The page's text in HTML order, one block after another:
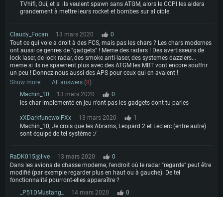
TVhifi, Oui, et si ils veulent spawn sans ATGM, alors le CCPI les aidera
grandement à mettre leurs rocket et bombes sur al cible.
Claudy_Focan 13 mars 2020
0
Tout ce qui vole a droit à des FCS, mais pas les chars ? Les chars modernes
ont aussi ce genres de "gadgets" ! Meme des radars ! Des avertisseurs de
lock laser, de lock radar, des smoke anti-laser, des systemes dazzlers...
meme si ils ne spawnent plus avec des ATGM les MBT vont encore souffrir
un peu ! Donnez-nous aussi des APS pour ceux qui en avaient !
Show more
All answers (8)
Machin_10
13 mars 2020
0
les char implémenté en jeu n'ont pas les gadgets dont tu parles
xXDarkfunewolFXx 13 mars 2020
1
Machin_10, Je crois que les Abrams, Leopard 2 et Leclerc (entre autre)
sont équipé de tel système :/
RaDK015@live 13 mars 2020
0
Dans les avions de chasse moderne, l'endroit où le radar "regarde" peut être
modifié (par exemple regarder plus en haut ou à gauche). De tel
fonctionnalité pourront-elles apparaître ?
_P51DMustang_
14 mars 2020
0